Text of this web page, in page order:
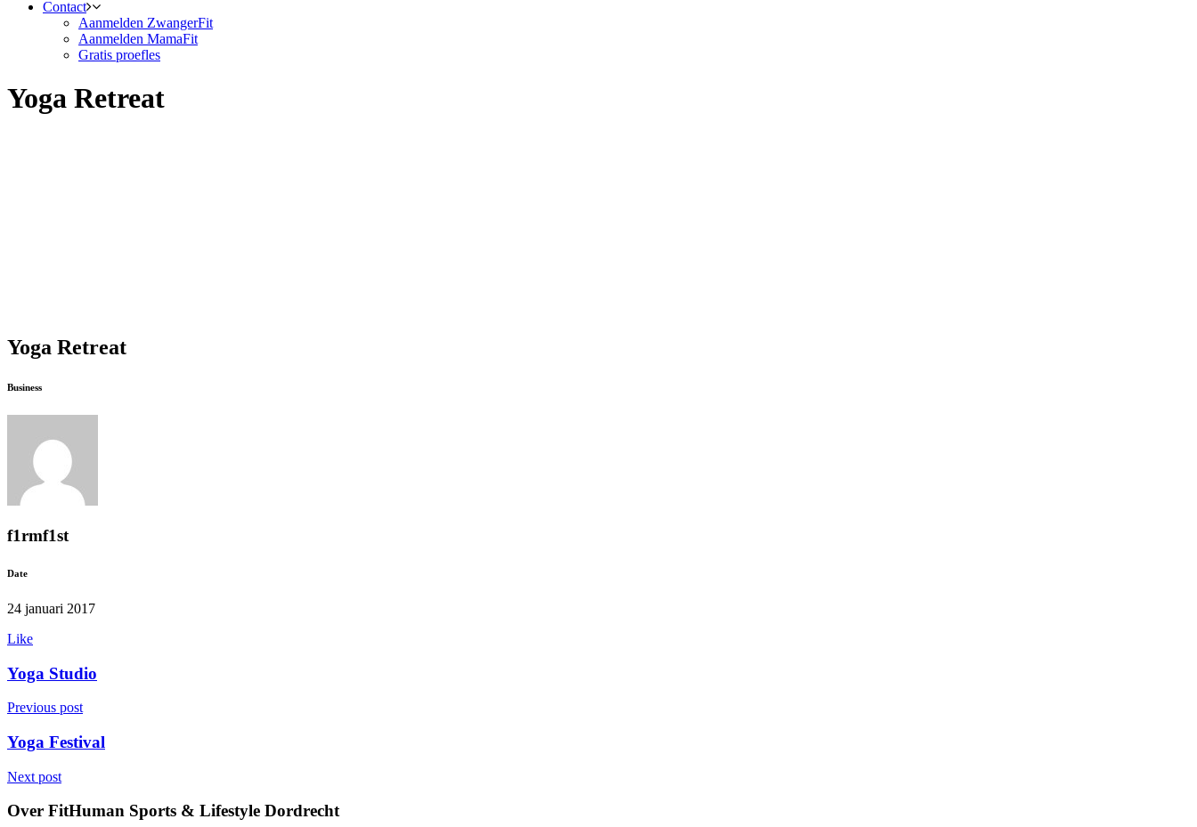
Contact
Aanmelden ZwangerFit
Aanmelden MamaFit
Gratis proefles
Yoga Retreat
Yoga Retreat
Business
f1rmf1st
Date
24 januari 2017
Like
Yoga Studio
Previous post
Yoga Festival
Next post
Over FitHuman Sports & Lifestyle Dordrecht